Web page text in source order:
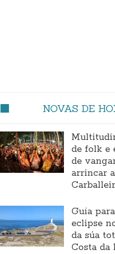
NOVAS DE
de folk e
de
arrincar
Guía
eclipse
da súa
Costa da